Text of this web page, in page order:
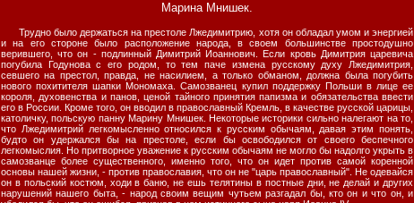
Марина Мнишек.
Трудно было держаться на престоле Лжедимитрию, хотя он обладал умом и энергией
и на его стороне было расположение народа, в своем большинстве простодушно
верившего, что он - подлинный Димитрий Иоаннович. Если кровь Димитрия царевича
погубила Годунова с его родом, то тем паче измена русскому духу Лжедимитрия,
севшего на престол, правда, не насилием, а только обманом, должна была погубить
нового похитителя шапки Мономаха. Самозванец купил поддержку Польши в лице ее
короля, духовенства и панов, ценой тайного принятия папизма и обязательства ввести
его в России. Кроме того, он вводил в православный Кремль, в качестве русской царицы,
католичку, польскую панну Марину Мнишек. Некоторые историки сильно налегают на то,
что Лжедимитрий легкомысленно относился к русским обычаям, давая этим понять,
будто он удержался бы на престоле, если бы освободился от своего беспечного
легкомыслия. Но притворное уважение к русским обычаям не могло бы надолго укрыть в
самозванце более существенного, именно того, что он идет против самой коренной
основы нашей жизни, - против православия, что он не "царь православный". Не одевайся
он в польский костюм, ходи в баню, не ешь телятины в постные дни, не делай и других
нарушений нашего быта, - народ своим вещим чутьем разгадал бы, кто он и что он, и